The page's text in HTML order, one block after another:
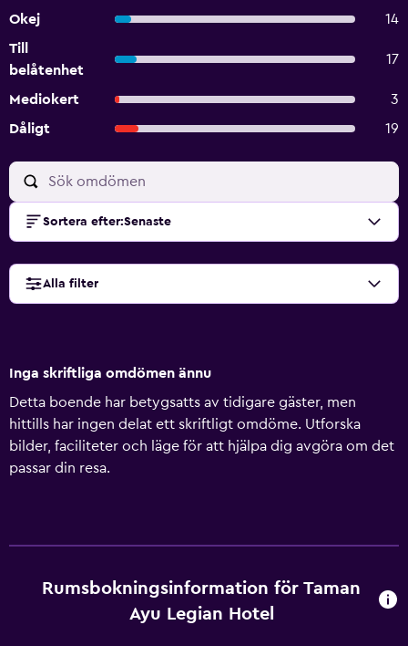
Okej
14
Till
belåtenhet
17
Mediokert
3
Dåligt
19
Sortera efter:Senaste
Alla filter
Inga skriftliga omdömen ännu
Detta boende har betygsatts av tidigare gäster, men
hittills har ingen delat ett skriftligt omdöme. Utforska
bilder, faciliteter och läge för att hjälpa dig avgöra om det
passar din resa.
Rumsbokningsinformation för Taman
Ayu Legian Hotel